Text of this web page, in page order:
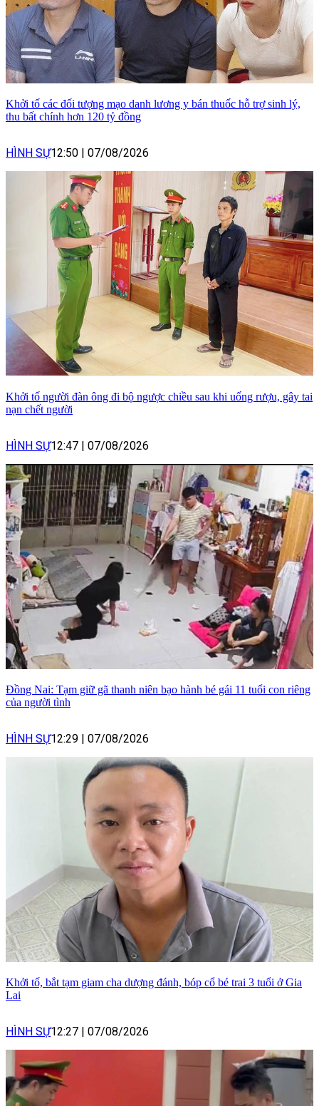
Khởi tố các đối tượng mạo danh lương y bán thuốc hỗ trợ sinh lý,
thu bất chính hơn 120 tỷ đồng
HÌNH SỰ12:50 | 07/08/2026
Khởi tố người đàn ông đi bộ ngược chiều sau khi uống rượu, gây tai
nạn chết người
HÌNH SỰ12:47 | 07/08/2026
Đồng Nai: Tạm giữ gã thanh niên bạo hành bé gái 11 tuổi con riêng
của người tình
HÌNH SỰ12:29 | 07/08/2026
Khởi tố, bắt tạm giam cha dượng đánh, bóp cổ bé trai 3 tuổi ở Gia
Lai
HÌNH SỰ12:27 | 07/08/2026